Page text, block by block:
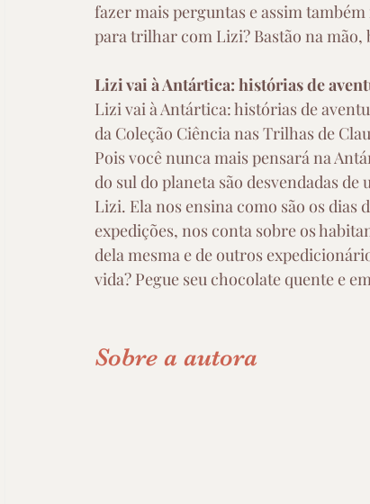
fazer mais perguntas e assim
para trilhar com Lizi? Bastão na mão,
Lizi vai à Antártica: histórias de
Lizi vai à Antártica: histórias de
da Coleção Ciência nas Trilhas de
Pois você nunca mais pensará na
do sul do planeta são desvendadas
Lizi. Ela nos ensina como são os dias
expedições, nos conta sobre os
dela mesma e de outros
vida? Pegue seu chocolate quente e
Sobre a autora